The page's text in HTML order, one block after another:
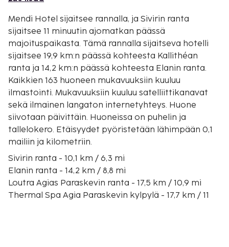
Mendi Hotel sijaitsee rannalla, ja Sivirin ranta
sijaitsee 11 minuutin ajomatkan päässä
majoituspaikasta. Tämä rannalla sijaitseva hotelli
sijaitsee 19,9 km:n päässä kohteesta Kallithéan
ranta ja 14,2 km:n päässä kohteesta Elanin ranta.
Kaikkien 163 huoneen mukavuuksiin kuuluu
ilmastointi. Mukavuuksiin kuuluu satelliittikanavat
sekä ilmainen langaton internetyhteys. Huone
siivotaan päivittäin. Huoneissa on puhelin ja
tallelokero. Etäisyydet pyöristetään lähimpään 0,1
mailiin ja kilometriin.
Sivirin ranta - 10,1 km / 6,3 mi
Elanin ranta - 14,2 km / 8,8 mi
Loutra Agias Paraskevin ranta - 17,5 km / 10,9 mi
Thermal Spa Agia Paraskevin kylpylä - 17,7 km / 11